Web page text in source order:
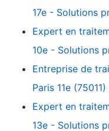
17e - Solutions
Expert en
10e - Solutions
Entreprise de
Paris 11e (75011)
Expert en
13e - Solutions